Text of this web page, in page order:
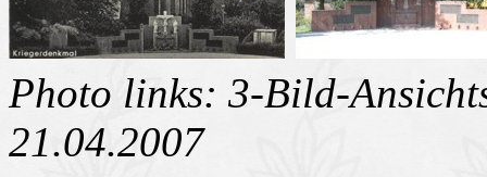
Photo links: 3-Bild-
21.04.2007